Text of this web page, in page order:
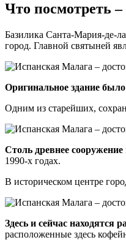
Что посмотреть
Базилика Санта-Мария-де-
город. Главной святыней
Оригинальное здание было
Одним из старейших,
Столь древнее
1990-х годах.
В историческом центре
Здесь и сейчас находятся
расположенные здесь